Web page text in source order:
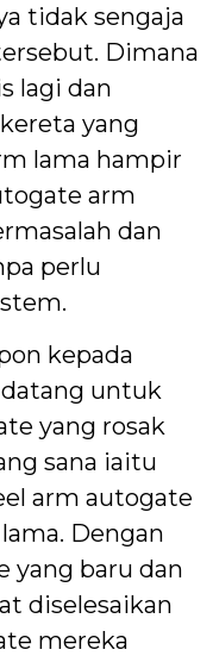
tidak sengaja
Dimana
lagi dan
yang
lama hampir
arm
dan
perlu
kepada
untuk
yang rosak
sana iaitu
arm autogate
Dengan
yang baru dan
diselesaikan
mereka